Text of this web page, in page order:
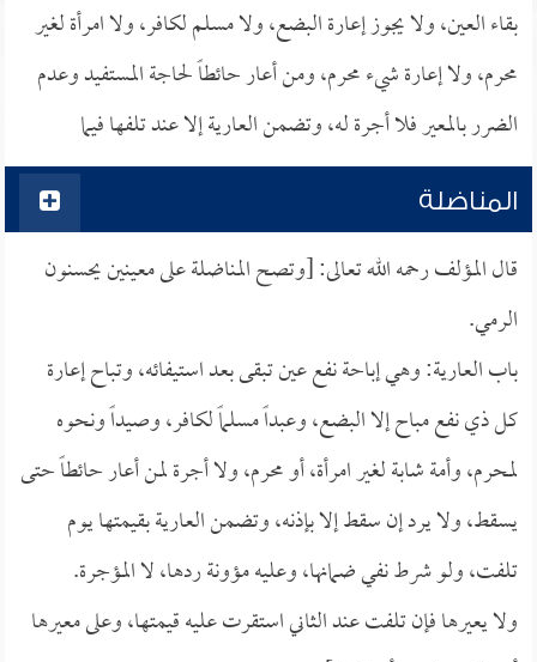
بقاء العين، ولا يجوز إعارة البضع، ولا مسلم لكافر، ولا امرأة لغير
محرم، ولا إعارة شيء محرم، ومن أعار حائطاً لحاجة المستفيد وعدم
الضرر بالمعير فلا أجرة له، وتضمن العارية إلا عند تلفها فيما
المناضلة
قال المؤلف رحمه الله تعالى: [وتصح المناضلة على معينين يحسنون
الرمي.
باب العارية: وهي إباحة نفع عين تبقى بعد استيفائه، وتباح إعارة
كل ذي نفع مباح إلا البضع، وعبداً مسلماً لكافر، وصيداً ونحوه
لمحرم، وأمة شابة لغير امرأة، أو محرم، ولا أجرة لمن أعار حائطاً حتى
يسقط، ولا يرد إن سقط إلا بإذنه، وتضمن العارية بقيمتها يوم
تلفت، ولو شرط نفي ضمانها، وعليه مؤونة ردها، لا المؤجرة.
ولا يعيرها فإن تلفت عند الثاني استقرت عليه قيمتها، وعلى معيرها